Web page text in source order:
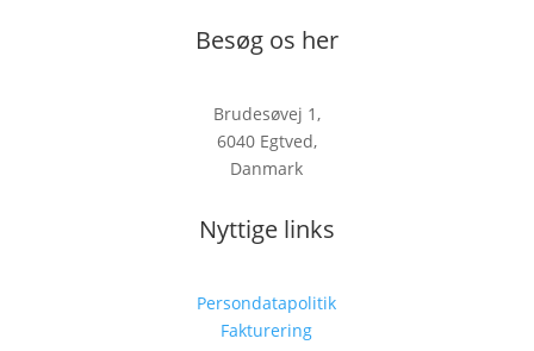
Besøg os her
Brudesøvej 1,
6040 Egtved,
Danmark
Nyttige links
Persondatapolitik
Fakturering